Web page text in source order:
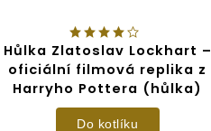
Hůlka Zlatoslav Lockhart –
oficiální filmová replika z
Harryho Pottera (hůlka)
Do kotlíku